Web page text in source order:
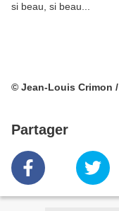
si beau, si beau...
© Jean-Louis Crimon /
Partager